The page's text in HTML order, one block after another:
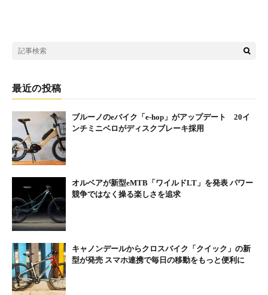
最近の投稿
ブルーノのeバイク「e-hop」がアップデート 20イ
ンチミニベロがディスクブレーキ採用
オルベアが新型eMTB「ワイルドLT」を発表 パワー
競争ではなく操る楽しさを追求
キャノンデールからクロスバイク「クイック」の新
型が発売 スマホ連携で毎日の移動をもっと便利に